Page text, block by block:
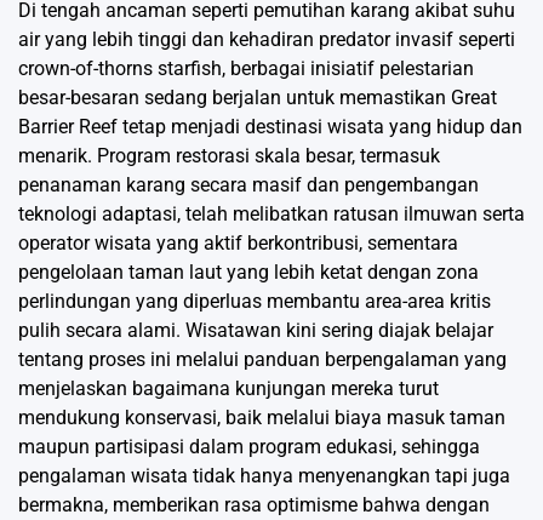
Di tengah ancaman seperti pemutihan karang akibat suhu
air yang lebih tinggi dan kehadiran predator invasif seperti
crown-of-thorns starfish, berbagai inisiatif pelestarian
besar-besaran sedang berjalan untuk memastikan Great
Barrier Reef tetap menjadi destinasi wisata yang hidup dan
menarik. Program restorasi skala besar, termasuk
penanaman karang secara masif dan pengembangan
teknologi adaptasi, telah melibatkan ratusan ilmuwan serta
operator wisata yang aktif berkontribusi, sementara
pengelolaan taman laut yang lebih ketat dengan zona
perlindungan yang diperluas membantu area-area kritis
pulih secara alami. Wisatawan kini sering diajak belajar
tentang proses ini melalui panduan berpengalaman yang
menjelaskan bagaimana kunjungan mereka turut
mendukung konservasi, baik melalui biaya masuk taman
maupun partisipasi dalam program edukasi, sehingga
pengalaman wisata tidak hanya menyenangkan tapi juga
bermakna, memberikan rasa optimisme bahwa dengan